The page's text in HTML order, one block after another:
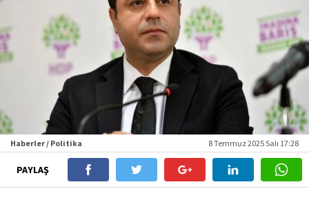
Haberler / Politika 8 Temmuz 2025 Salı 17:28
PAYLAŞ